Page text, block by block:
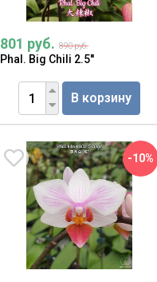
801 руб. 890 руб.
Phal. Big Chili 2.5''
В корзину
-10%